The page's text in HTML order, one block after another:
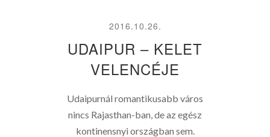
2016.10.26.
UDAIPUR – KELET
VELENCÉJE
Udaipurnál romantikusabb város
nincs Rajasthan-ban, de az egész
kontinensnyi országban sem.